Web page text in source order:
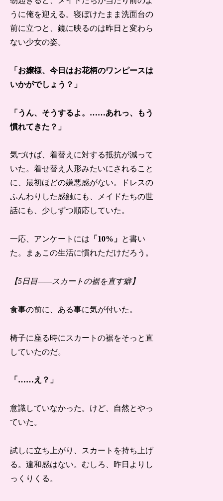
うに俺を迎える。寝ぼけたまま洗面台の
前に立つと、鏡に映るのは昨日と変わら
ない少女の姿。
「お嬢様、今日はお花柄のワンピースは
いかがでしょう？」
「うん、そうするよ。……あれっ、もう
慣れてきた？」
気づけば、着替えに対する抵抗が減って
いた。着せ替え人形みたいにされること
に、最初ほどの嫌悪感がない。ドレスの
ふんわりした感触にも、メイドたちの世
話にも、少しずつ順応していた。
一応、アンケートには 「10%」 と書い
た。まぁこの生活に慣れただけだろう。
【5日目——スカートの裾を直す癖】
食事の前に、ある事に気が付いた。
椅子に座る時にスカートの裾をそっと直
していたのだ。
「……え？」
意識していなかった。けど、自然とやっ
ていた。
試しに立ち上がり、スカートを持ち上げ
る。違和感はない。むしろ、昨日よりし
っくりくる。